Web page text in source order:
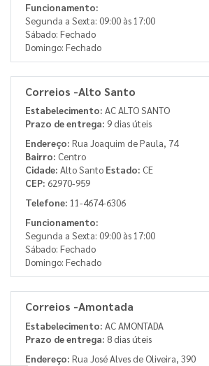
Funcionamento:
Segunda a Sexta: 09:00 às 17:00
Sábado: Fechado
Domingo: Fechado
Correios -Alto Santo
Estabelecimento: AC ALTO SANTO
Prazo de entrega: 9 dias úteis
Endereço: Rua Joaquim de Paula, 74
Bairro: Centro
Cidade: Alto Santo Estado: CE
CEP: 62970-959
Telefone: 11-4674-6306
Funcionamento:
Segunda a Sexta: 09:00 às 17:00
Sábado: Fechado
Domingo: Fechado
Correios -Amontada
Estabelecimento: AC AMONTADA
Prazo de entrega: 8 dias úteis
Endereço: Rua José Alves de Oliveira, 390